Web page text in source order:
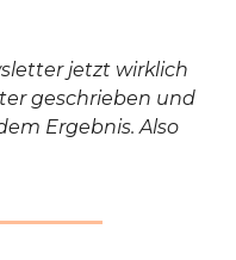
jetzt wirklich
geschrieben und
Ergebnis. Also